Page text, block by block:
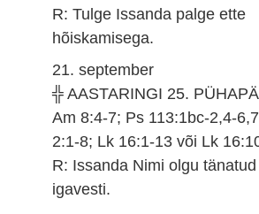
R: Tulge Issanda palge ette
hõiskamisega.
21. september
╬ AASTARINGI 25.
Am 8:4-7; Ps 113:1bc-2,4-
2:1-8; Lk 16:1-13 või Lk
R: Issanda Nimi olgu
igavesti.